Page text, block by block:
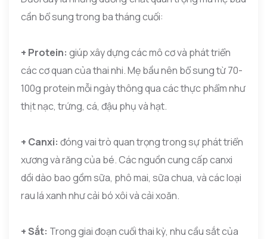
cần bổ sung trong ba tháng cuối:
+ Protein: giúp xây dựng các mô cơ và phát triển
các cơ quan của thai nhi. Mẹ bầu nên bổ sung từ 70-
100g protein mỗi ngày thông qua các thực phẩm như
thịt nạc, trứng, cá, đậu phụ và hạt.
+ Canxi: đóng vai trò quan trọng trong sự phát triển
xương và răng của bé. Các nguồn cung cấp canxi
dồi dào bao gồm sữa, phô mai, sữa chua, và các loại
rau lá xanh như cải bó xôi và cải xoăn.
+ Sắt: Trong giai đoạn cuối thai kỳ, nhu cầu sắt của